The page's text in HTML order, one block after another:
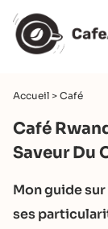
Accueil > Café
Café
Saveur Du
Mon guide
ses